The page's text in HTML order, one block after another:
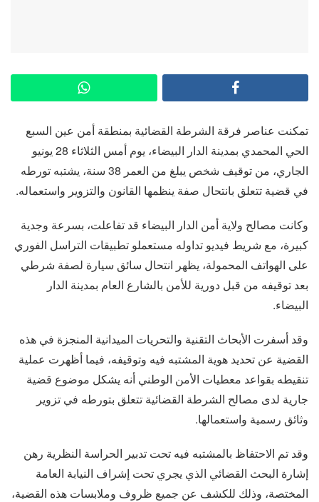
تمكنت عناصر فرقة الشرطة القضائية بمنطقة أمن عين السبع
الحي المحمدي بمدينة الدار البيضاء، يوم أمس الثلاثاء 28 يونيو
الجاري، من توقيف شخص يبلغ من العمر 38 سنة، يشتبه تورطه
في قضية تتعلق بانتحال صفة ينظمها القانون والتزوير واستعماله.
وكانت مصالح ولاية أمن الدار البيضاء قد تفاعلت، بسرعة وجدية
كبيرة، مع شريط فيديو تداوله مستعملو تطبيقات التراسل الفوري
على الهواتف المحمولة، يظهر انتحال سائق سيارة لصفة شرطي
بعد توقيفه من قبل دورية للأمن بالشارع العام بمدينة الدار
البيضاء.
وقد أسفرت الأبحاث التقنية والتحريات الميدانية المنجزة في هذه
القضية عن تحديد هوية المشتبه فيه وتوقيفه، فيما أظهرت عملية
تنقيطه بقواعد معطيات الأمن الوطني أنه يشكل موضوع قضية
جارية لدى مصالح الشرطة القضائية تتعلق بتورطه في تزوير
وثائق رسمية واستعمالها.
وقد تم الاحتفاظ بالمشتبه فيه تحت تدبير الحراسة النظرية رهن
إشارة البحث القضائي الذي يجري تحت إشراف النيابة العامة
المختصة، وذلك للكشف عن جميع ظروف وملابسات هذه القضية،